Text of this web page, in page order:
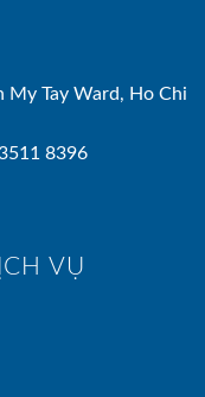
My Tay Ward, Ho Chi
8396
VỤ